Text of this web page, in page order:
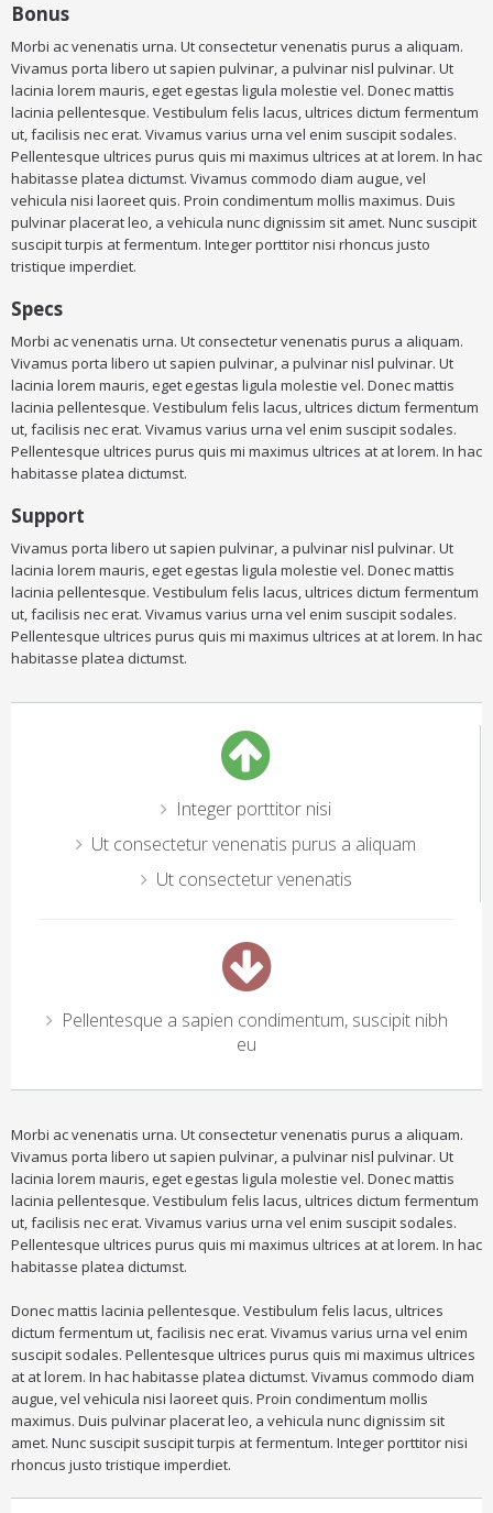
Bonus
Morbi ac venenatis urna. Ut consectetur venenatis purus a aliquam.
Vivamus porta libero ut sapien pulvinar, a pulvinar nisl pulvinar. Ut
lacinia lorem mauris, eget egestas ligula molestie vel. Donec mattis
lacinia pellentesque. Vestibulum felis lacus, ultrices dictum fermentum
ut, facilisis nec erat. Vivamus varius urna vel enim suscipit sodales.
Pellentesque ultrices purus quis mi maximus ultrices at at lorem. In hac
habitasse platea dictumst. Vivamus commodo diam augue, vel
vehicula nisi laoreet quis. Proin condimentum mollis maximus. Duis
pulvinar placerat leo, a vehicula nunc dignissim sit amet. Nunc suscipit
suscipit turpis at fermentum. Integer porttitor nisi rhoncus justo
tristique imperdiet.
Specs
Morbi ac venenatis urna. Ut consectetur venenatis purus a aliquam.
Vivamus porta libero ut sapien pulvinar, a pulvinar nisl pulvinar. Ut
lacinia lorem mauris, eget egestas ligula molestie vel. Donec mattis
lacinia pellentesque. Vestibulum felis lacus, ultrices dictum fermentum
ut, facilisis nec erat. Vivamus varius urna vel enim suscipit sodales.
Pellentesque ultrices purus quis mi maximus ultrices at at lorem. In hac
habitasse platea dictumst.
Support
Vivamus porta libero ut sapien pulvinar, a pulvinar nisl pulvinar. Ut
lacinia lorem mauris, eget egestas ligula molestie vel. Donec mattis
lacinia pellentesque. Vestibulum felis lacus, ultrices dictum fermentum
ut, facilisis nec erat. Vivamus varius urna vel enim suscipit sodales.
Pellentesque ultrices purus quis mi maximus ultrices at at lorem. In hac
habitasse platea dictumst.
Integer porttitor nisi
Ut consectetur venenatis purus a aliquam
Ut consectetur venenatis
Pellentesque a sapien condimentum, suscipit nibh
eu
Morbi ac venenatis urna. Ut consectetur venenatis purus a aliquam.
Vivamus porta libero ut sapien pulvinar, a pulvinar nisl pulvinar. Ut
lacinia lorem mauris, eget egestas ligula molestie vel. Donec mattis
lacinia pellentesque. Vestibulum felis lacus, ultrices dictum fermentum
ut, facilisis nec erat. Vivamus varius urna vel enim suscipit sodales.
Pellentesque ultrices purus quis mi maximus ultrices at at lorem. In hac
habitasse platea dictumst.
Donec mattis lacinia pellentesque. Vestibulum felis lacus, ultrices
dictum fermentum ut, facilisis nec erat. Vivamus varius urna vel enim
suscipit sodales. Pellentesque ultrices purus quis mi maximus ultrices
at at lorem. In hac habitasse platea dictumst. Vivamus commodo diam
augue, vel vehicula nisi laoreet quis. Proin condimentum mollis
maximus. Duis pulvinar placerat leo, a vehicula nunc dignissim sit
amet. Nunc suscipit suscipit turpis at fermentum. Integer porttitor nisi
rhoncus justo tristique imperdiet.